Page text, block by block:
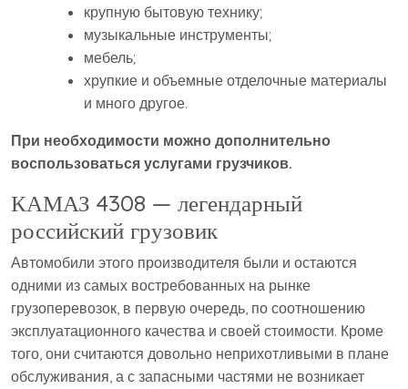
крупную бытовую технику;
музыкальные инструменты;
мебель;
хрупкие и объемные отделочные материалы
и много другое.
При необходимости можно дополнительно
воспользоваться услугами грузчиков.
КАМАЗ 4308 — легендарный
российский грузовик
Автомобили этого производителя были и остаются
одними из самых востребованных на рынке
грузоперевозок, в первую очередь, по соотношению
эксплуатационного качества и своей стоимости. Кроме
того, они считаются довольно неприхотливыми в плане
обслуживания, а с запасными частями не возникает